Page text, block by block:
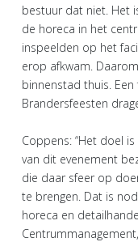
bestuur dat niet. Het
de horeca in het
inspeelden op het
erop afkwam.
binnenstad thuis.
Brandersfeesten
Coppens: “Het doel
van dit evenement
die daar sfeer op
te brengen. Dat is
horeca en